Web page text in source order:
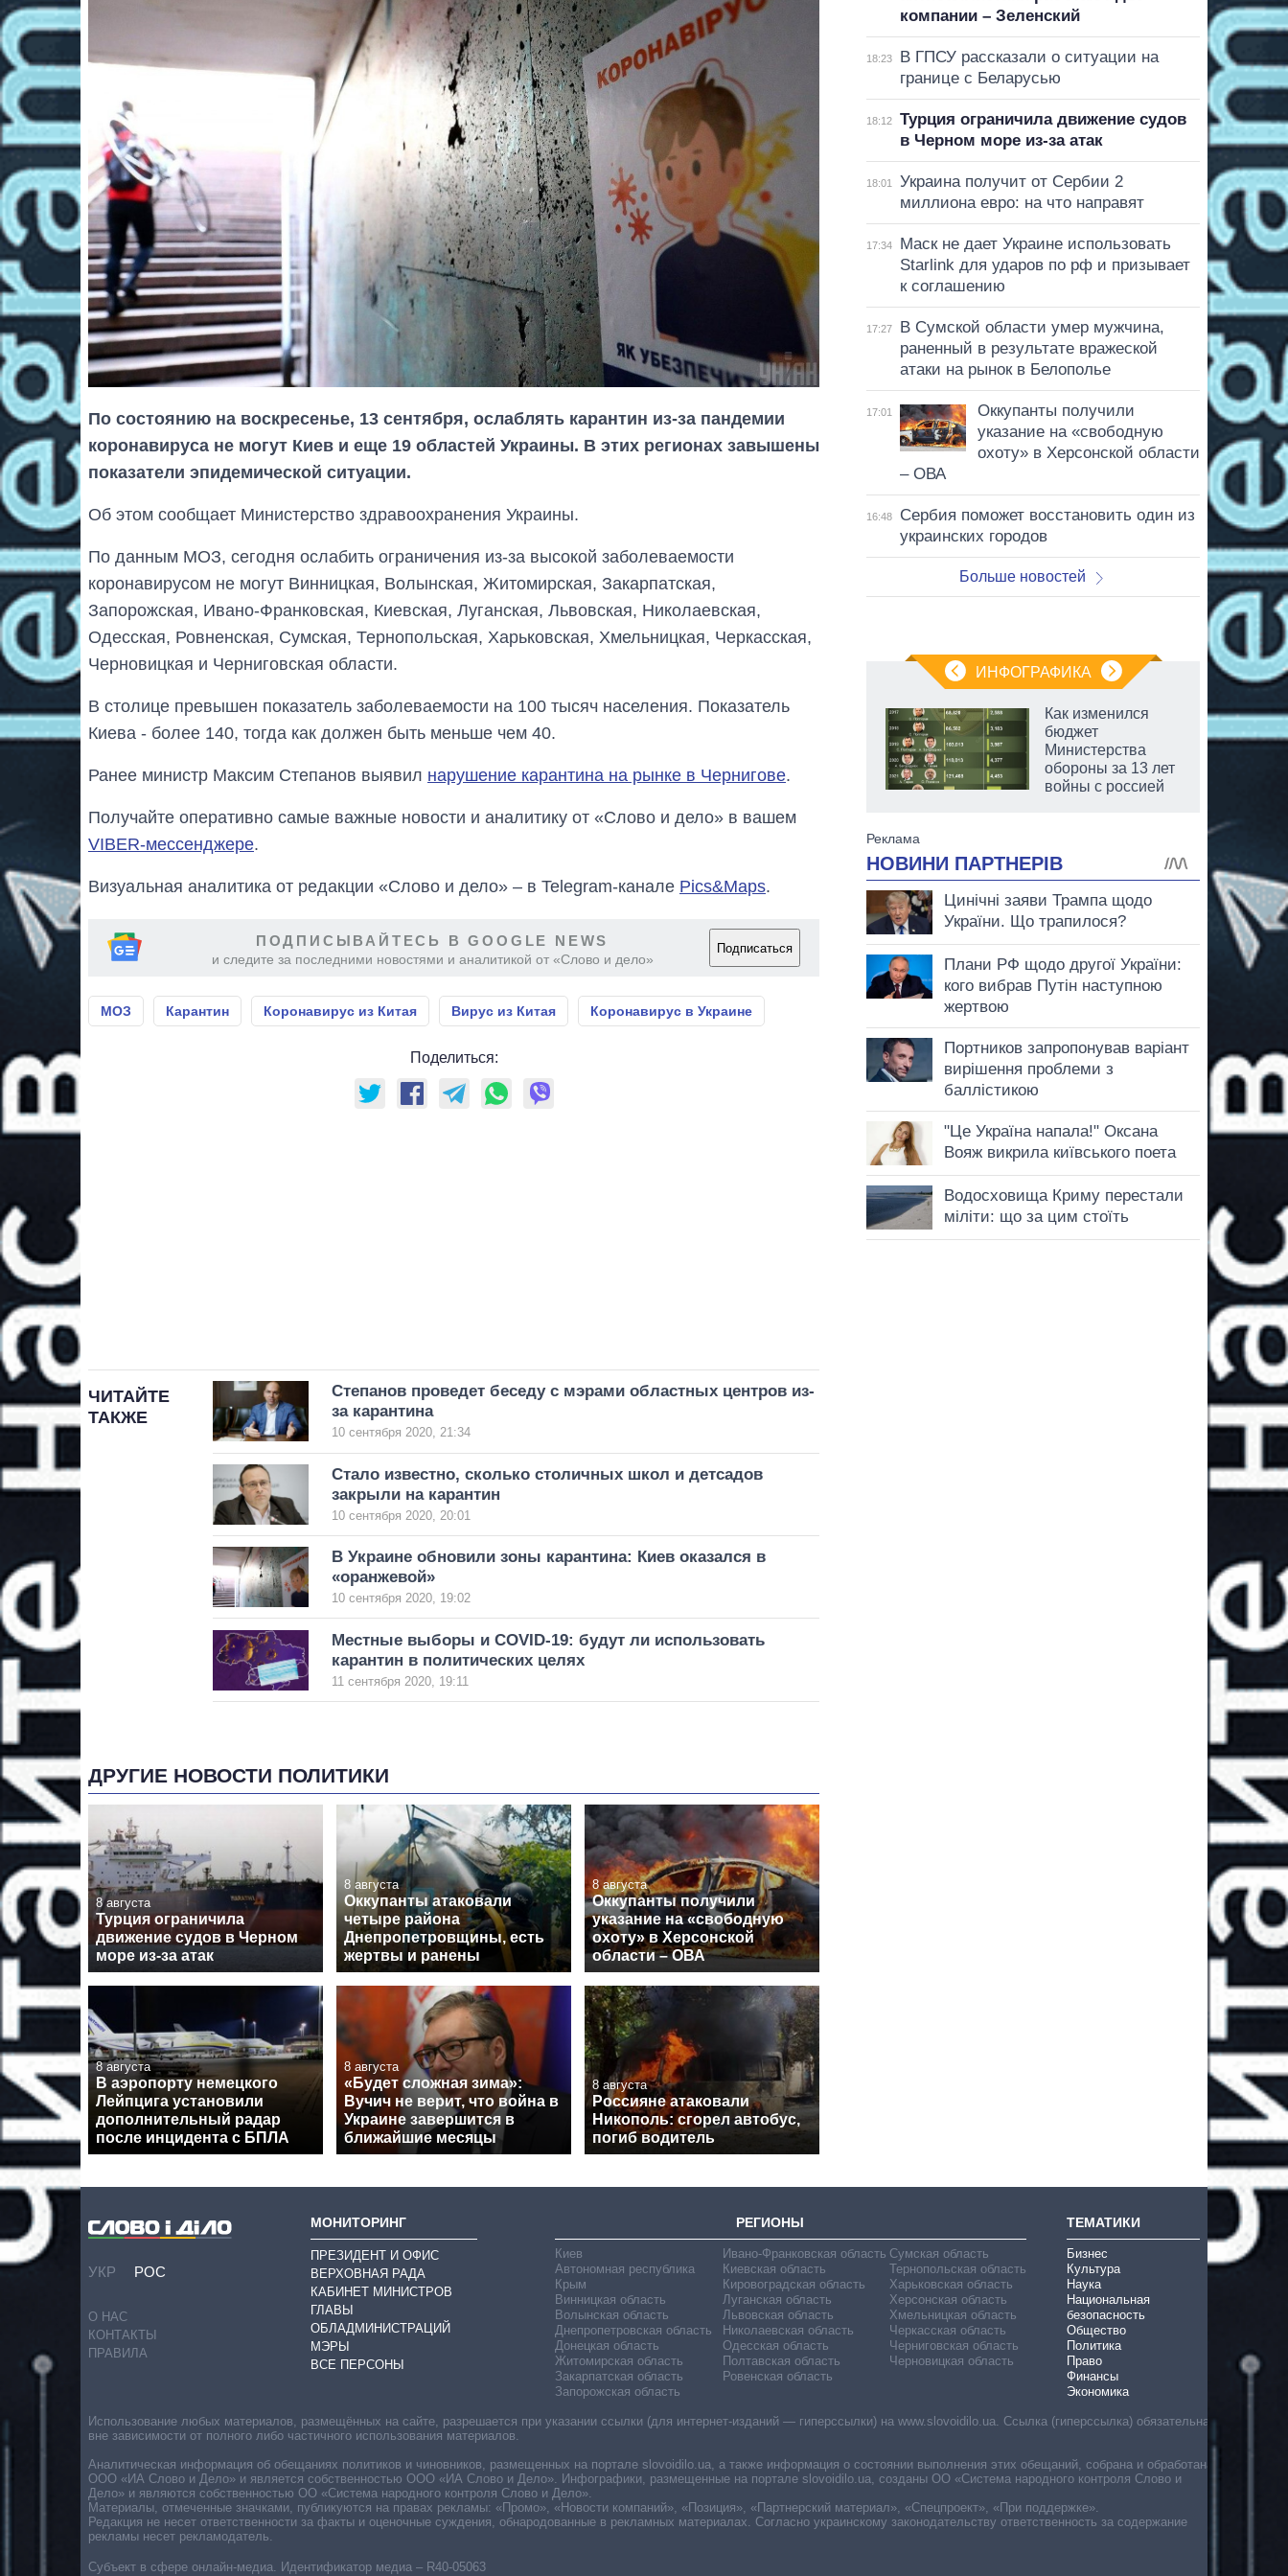
По состоянию на воскресенье, 13 сентября, ослаблять карантин из-за пандемии
коронавируса не могут Киев и еще 19 областей Украины. В этих регионах завышены
показатели эпидемической ситуации.
Об этом сообщает Министерство здравоохранения Украины.
По данным МОЗ, сегодня ослабить ограничения из-за высокой заболеваемости
коронавирусом не могут Винницкая, Волынская, Житомирская, Закарпатская,
Запорожская, Ивано-Франковская, Киевская, Луганская, Львовская, Николаевская,
Одесская, Ровненская, Сумская, Тернопольская, Харьковская, Хмельницкая, Черкасская,
Черновицкая и Черниговская области.
В столице превышен показатель заболеваемости на 100 тысяч населения. Показатель
Киева - более 140, тогда как должен быть меньше чем 40.
Ранее министр Максим Степанов выявил нарушение карантина на рынке в Чернигове.
Получайте оперативно самые важные новости и аналитику от «Слово и дело» в вашем
VIBER-мессенджере.
Визуальная аналитика от редакции «Слово и дело» – в Telegram-канале Pics&Maps.
ПОДПИСЫВАЙТЕСЬ В GOOGLE NEWS
и следите за последними новостями и аналитикой от «Слово и дело»
Подписаться
МОЗ Карантин Коронавирус из Китая Вирус из Китая Коронавирус в Украине
Поделиться:
ЧИТАЙТЕ
ТАКЖЕ
Степанов проведет беседу с мэрами областных центров из-
за карантина
10 сентября 2020, 21:34
Стало известно, сколько столичных школ и детсадов
закрыли на карантин
10 сентября 2020, 20:01
В Украине обновили зоны карантина: Киев оказался в
«оранжевой»
10 сентября 2020, 19:02
Местные выборы и COVID-19: будут ли использовать
карантин в политических целях
11 сентября 2020, 19:11
ДРУГИЕ НОВОСТИ ПОЛИТИКИ
8 августа
Турция ограничила
движение судов в Черном
море из-за атак
8 августа
Оккупанты атаковали
четыре района
Днепропетровщины, есть
жертвы и ранены
8 августа
Оккупанты получили
указание на «свободную
охоту» в Херсонской
области – ОВА
8 августа
В аэропорту немецкого
Лейпцига установили
дополнительный радар
после инцидента с БПЛА
8 августа
«Будет сложная зима»:
Вучич не верит, что война в
Украине завершится в
ближайшие месяцы
8 августа
Россияне атаковали
Никополь: сгорел автобус,
погиб водитель
компании – Зеленский
18:23
В ГПСУ рассказали о ситуации на
границе с Беларусью
18:12
Турция ограничила движение судов
в Черном море из-за атак
18:01
Украина получит от Сербии 2
миллиона евро: на что направят
17:34
Маск не дает Украине использовать
Starlink для ударов по рф и призывает
к соглашению
17:27
В Сумской области умер мужчина,
раненный в результате вражеской
атаки на рынок в Белополье
17:01
Оккупанты получили
указание на «свободную
охоту» в Херсонской области
– ОВА
16:48
Сербия поможет восстановить один из
украинских городов
Больше новостей
ИНФОГРАФИКА
Дефицит памяти:
последние годы и
что прогнозируют
Как изменился
бюджет
Министерства
обороны за 13 лет
войны с россией
УКР РОС
О НАС
КОНТАКТЫ
ПРАВИЛА
МОНИТОРИНГ
ПРЕЗИДЕНТ И ОФИС
ВЕРХОВНАЯ РАДА
КАБИНЕТ МИНИСТРОВ
ГЛАВЫ
ОБЛАДМИНИСТРАЦИЙ
МЭРЫ
ВСЕ ПЕРСОНЫ
РЕГИОНЫ
Киев
Автономная республика
Крым
Винницкая область
Волынская область
Днепропетровская область
Донецкая область
Житомирская область
Закарпатская область
Запорожская область
Ивано-Франковская область
Киевская область
Кировоградская область
Луганская область
Львовская область
Николаевская область
Одесская область
Полтавская область
Ровенская область
Сумская область
Тернопольская область
Харьковская область
Херсонская область
Хмельницкая область
Черкасская область
Черниговская область
Черновицкая область
ТЕМАТИКИ
Бизнес
Культура
Наука
Национальная
безопасность
Общество
Политика
Право
Финансы
Экономика
Субъект в сфере онлайн-медиа. Идентификатор медиа – R40-05063
Использование любых материалов, размещённых на сайте, разрешается при указании ссылки (для интернет-изданий — гиперссылки) на www.slovoidilo.ua. Ссылка (гиперссылка) обязательна
вне зависимости от полного либо частичного использования материалов.
Аналитическая информация об обещаниях политиков и чиновников, размещенных на портале slovoidilo.ua, а также информация о состоянии выполнения этих обещаний, собрана и обработана
ООО «ИА Слово и Дело» и является собственностью ООО «ИА Слово и Дело». Инфографики, размещенные на портале slovoidilo.ua, созданы ОО «Система народного контроля Слово и
Дело» и являются собственностью ОО «Система народного контроля Слово и Дело».
Материалы, отмеченные значками, публикуются на правах рекламы: «Промо», «Новости компаний», «Позиция», «Партнерский материал», «Спецпроект», «При поддержке».
Редакция не несет ответственности за факты и оценочные суждения, обнародованные в рекламных материалах. Согласно украинскому законодательству ответственность за содержание
рекламы несет рекламодатель.